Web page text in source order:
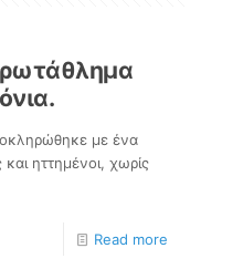
με ένα
ηττημένοι, χωρίς
Read more